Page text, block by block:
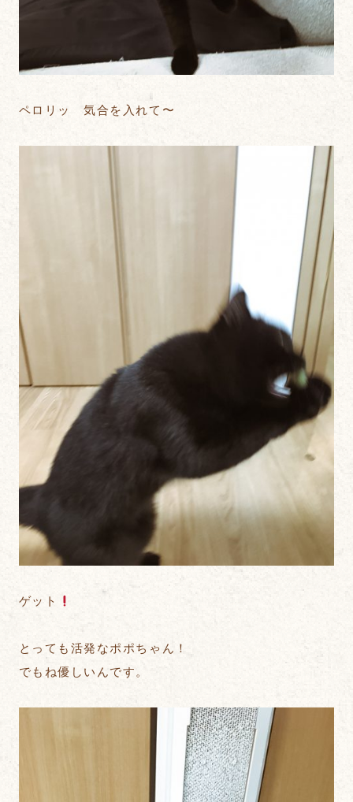
ペロリッ 気合を入れて〜
ゲット
とっても活発なポポちゃん！
でもね優しいんです。